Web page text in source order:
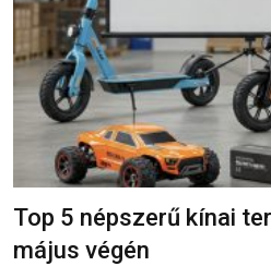
Top 5 népszerű kínai
május végén